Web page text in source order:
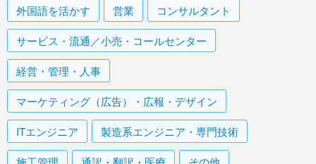
外国語を活かす 営業 コンサルタント
サービス・流通／小売・コールセンター
経営・管理・人事
マーケティング（広告）・広報・デザイン
ITエンジニア 製造系エンジニア・専門技術